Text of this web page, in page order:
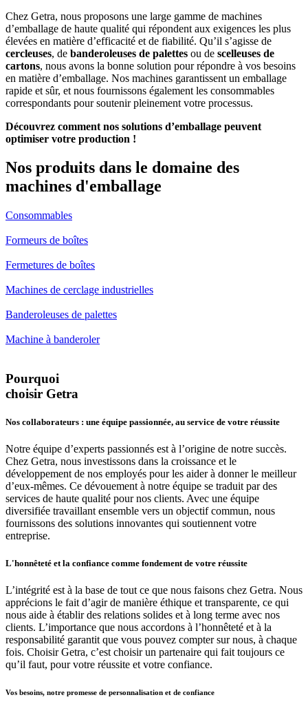
Chez Getra, nous proposons une large gamme de machines
d’emballage de haute qualité qui répondent aux exigences les plus
élevées en matière d’efficacité et de fiabilité. Qu’il s’agisse de
cercleuses, de banderoleuses de palettes ou de scelleuses de
cartons, nous avons la bonne solution pour répondre à vos besoins
en matière d’emballage. Nos machines garantissent un emballage
rapide et sûr, et nous fournissons également les consommables
correspondants pour soutenir pleinement votre processus.
Découvrez comment nos solutions d’emballage peuvent
optimiser votre production !
Nos produits dans le domaine des
machines d'emballage
Consommables
Formeurs de boîtes
Fermetures de boîtes
Machines de cerclage industrielles
Banderoleuses de palettes
Machine à banderoler
Pourquoi
choisir Getra
Nos collaborateurs : une équipe passionnée, au service de votre réussite
Notre équipe d’experts passionnés est à l’origine de notre succès.
Chez Getra, nous investissons dans la croissance et le
développement de nos employés pour les aider à donner le meilleur
d’eux-mêmes. Ce dévouement à notre équipe se traduit par des
services de haute qualité pour nos clients. Avec une équipe
diversifiée travaillant ensemble vers un objectif commun, nous
fournissons des solutions innovantes qui soutiennent votre
entreprise.
L'honnêteté et la confiance comme fondement de votre réussite​
L’intégrité est à la base de tout ce que nous faisons chez Getra. Nous
apprécions le fait d’agir de manière éthique et transparente, ce qui
nous aide à établir des relations solides et à long terme avec nos
clients. L’importance que nous accordons à l’honnêteté et à la
responsabilité garantit que vous pouvez compter sur nous, à chaque
fois. Choisir Getra, c’est choisir un partenaire qui fait toujours ce
qu’il faut, pour votre réussite et votre confiance.
Vos besoins, notre promesse de personnalisation et de confiance